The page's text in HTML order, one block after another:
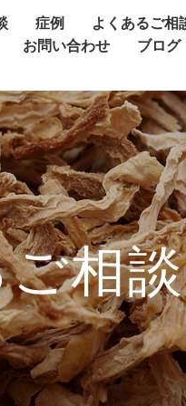
症例
よくあるご相
お問い合わせ
ブログ
相談